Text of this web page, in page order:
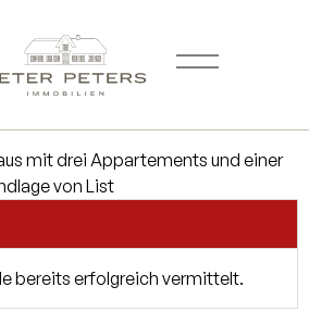
bereits erfolgreich vermittelt.